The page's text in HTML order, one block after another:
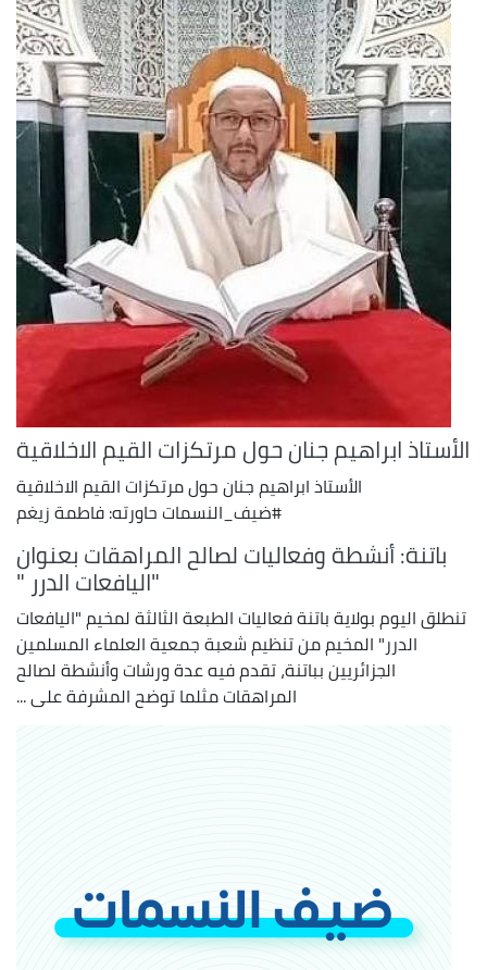
الأستاذ ابراهيم جنان حول مرتكزات القيم الاخلاقية
الأستاذ ابراهيم جنان حول مرتكزات القيم الاخلاقية
#ضيف_النسمات حاورته: فاطمة زيغم
باتنة: أنشطة وفعاليات لصالح المراهقات بعنوان
"اليافعات الدرر "
تنطلق اليوم بولاية باتنة فعاليات الطبعة الثالثة لمخيم "اليافعات
الدرر" المخيم من تنظيم شعبة جمعية العلماء المسلمين
الجزائريين بباتنة، تقدم فيه عدة ورشات وأنشطة لصالح
المراهقات مثلما توضح المشرفة على ...